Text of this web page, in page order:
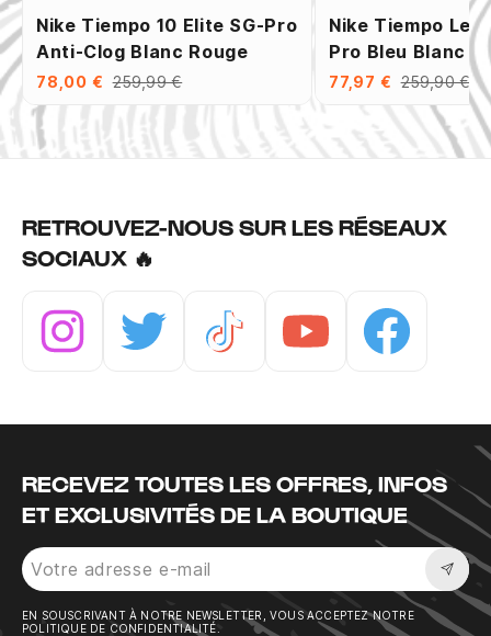
Nike Tiempo 10 Elite SG-Pro
Anti-Clog Blanc Rouge
78,00 € 259,99 €
Nike Tiempo
Pro Bleu Blanc
77,97 € 259,90 €
RETROUVEZ-NOUS SUR LES RÉSEAUX
SOCIAUX 🔥
RECEVEZ TOUTES LES OFFRES, INFOS
ET EXCLUSIVITÉS DE LA BOUTIQUE
EN SOUSCRIVANT À NOTRE NEWSLETTER, VOUS ACCEPTEZ NOTRE
POLITIQUE DE CONFIDENTIALITÉ.